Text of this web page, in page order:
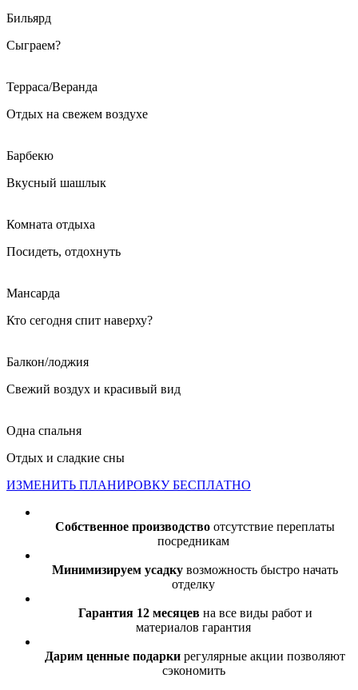
Бильярд
Сыграем?
Терраса/Веранда
Отдых на свежем воздухе
Барбекю
Вкусный шашлык
Комната отдыха
Посидеть, отдохнуть
Мансарда
Кто сегодня спит наверху?
Балкон/лоджия
Свежий воздух и красивый вид
Одна спальня
Отдых и сладкие сны
ИЗМЕНИТЬ ПЛАНИРОВКУ БЕСПЛАТНО
Собственное производство отсутствие переплаты
посредникам
Минимизируем усадку возможность быстро начать
отделку
Гарантия 12 месяцев на все виды работ и
материалов гарантия
Дарим ценные подарки регулярные акции позволяют
сэкономить